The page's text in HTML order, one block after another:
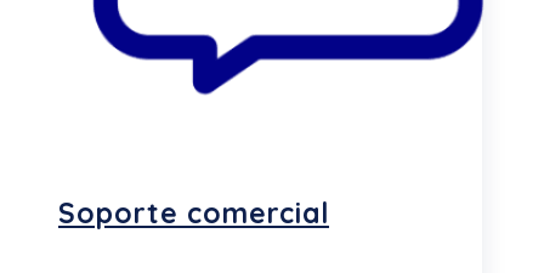
Soporte comercial